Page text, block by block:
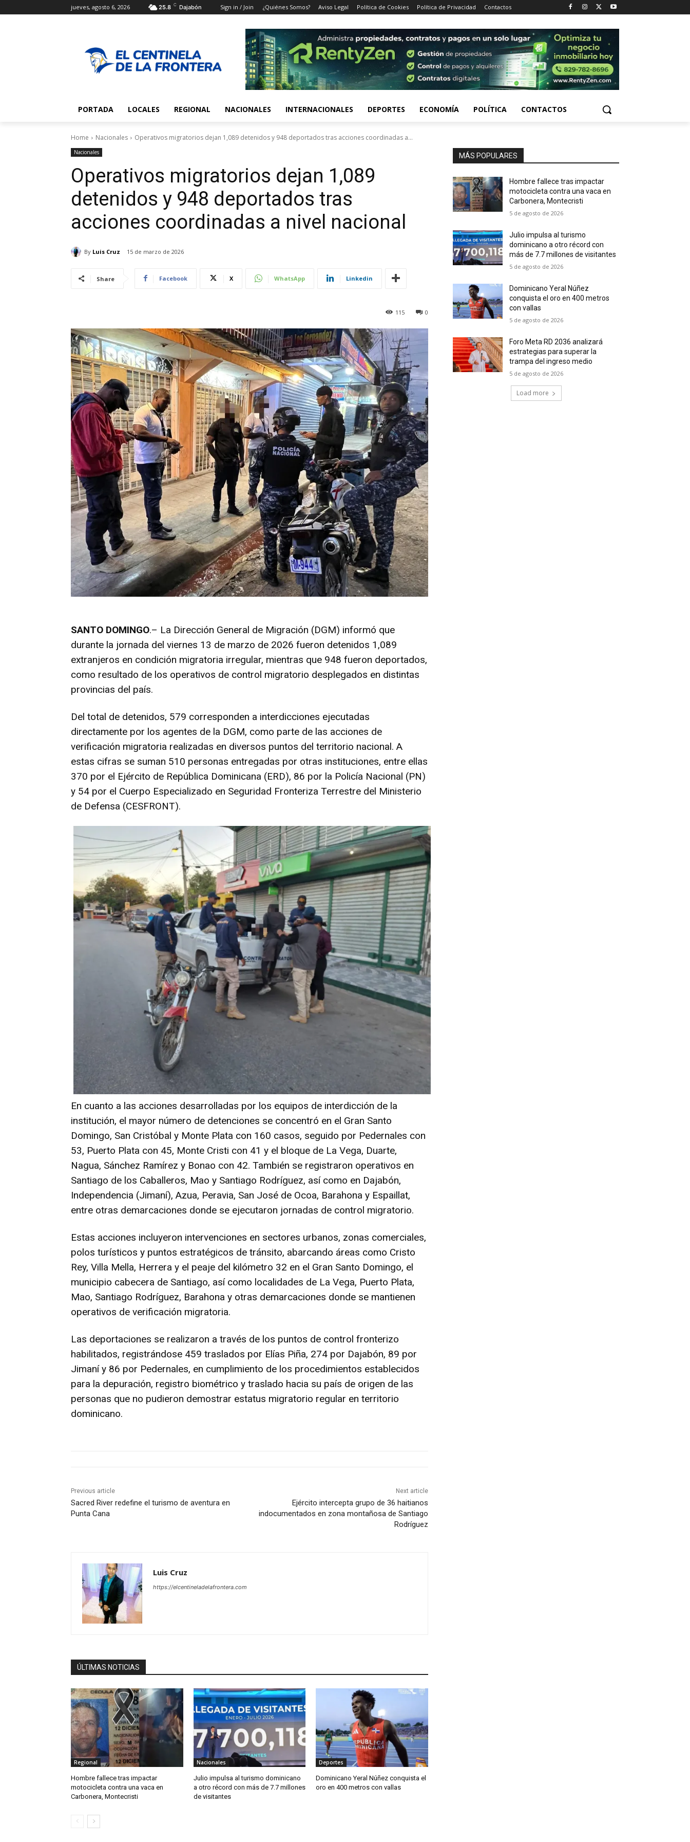
jueves, agosto 6, 2026 25.8 C Dajabón Sign in / Join ¿Quiénes Somos? Aviso Legal Política de Cookies Política de Privacidad Contactos
PORTADA LOCALES REGIONAL NACIONALES INTERNACIONALES DEPORTES ECONOMÍA POLÍTICA CONTACTOS
Home Nacionales Operativos migratorios dejan 1,089 detenidos y 948 deportados tras acciones coordinadas a...
Nacionales
Operativos migratorios dejan 1,089
detenidos y 948 deportados tras
acciones coordinadas a nivel nacional
By Luis Cruz 15 de marzo de 2026
Share Facebook X WhatsApp Linkedin
0
115
SANTO DOMINGO.– La Dirección General de Migración (DGM) informó que
durante la jornada del viernes 13 de marzo de 2026 fueron detenidos 1,089
extranjeros en condición migratoria irregular, mientras que 948 fueron deportados,
como resultado de los operativos de control migratorio desplegados en distintas
provincias del país.
Del total de detenidos, 579 corresponden a interdicciones ejecutadas
directamente por los agentes de la DGM, como parte de las acciones de
verificación migratoria realizadas en diversos puntos del territorio nacional. A
estas cifras se suman 510 personas entregadas por otras instituciones, entre ellas
370 por el Ejército de República Dominicana (ERD), 86 por la Policía Nacional (PN)
y 54 por el Cuerpo Especializado en Seguridad Fronteriza Terrestre del Ministerio
de Defensa (CESFRONT).
En cuanto a las acciones desarrolladas por los equipos de interdicción de la
institución, el mayor número de detenciones se concentró en el Gran Santo
Domingo, San Cristóbal y Monte Plata con 160 casos, seguido por Pedernales con
53, Puerto Plata con 45, Monte Cristi con 41 y el bloque de La Vega, Duarte,
Nagua, Sánchez Ramírez y Bonao con 42. También se registraron operativos en
Santiago de los Caballeros, Mao y Santiago Rodríguez, así como en Dajabón,
Independencia (Jimaní), Azua, Peravia, San José de Ocoa, Barahona y Espaillat,
entre otras demarcaciones donde se ejecutaron jornadas de control migratorio.
Estas acciones incluyeron intervenciones en sectores urbanos, zonas comerciales,
polos turísticos y puntos estratégicos de tránsito, abarcando áreas como Cristo
Rey, Villa Mella, Herrera y el peaje del kilómetro 32 en el Gran Santo Domingo, el
municipio cabecera de Santiago, así como localidades de La Vega, Puerto Plata,
Mao, Santiago Rodríguez, Barahona y otras demarcaciones donde se mantienen
operativos de verificación migratoria.
Las deportaciones se realizaron a través de los puntos de control fronterizo
habilitados, registrándose 459 traslados por Elías Piña, 274 por Dajabón, 89 por
Jimaní y 86 por Pedernales, en cumplimiento de los procedimientos establecidos
para la depuración, registro biométrico y traslado hacia su país de origen de las
personas que no pudieron demostrar estatus migratorio regular en territorio
dominicano.
Previous article
Sacred River redefine el turismo de aventura en
Punta Cana
Next article
Ejército intercepta grupo de 36 haitianos
indocumentados en zona montañosa de Santiago
Rodríguez
Luis Cruz
https://elcentineladelafrontera.com
ÚLTIMAS NOTICIAS
Regional
Hombre fallece tras impactar
motocicleta contra una vaca en
Carbonera, Montecristi
Nacionales
Julio impulsa al turismo dominicano
a otro récord con más de 7.7 millones
de visitantes
Deportes
Dominicano Yeral Núñez conquista el
oro en 400 metros con vallas
MÁS POPULARES
Hombre fallece tras impactar
motocicleta contra una vaca en
Carbonera, Montecristi
5 de agosto de 2026
Julio impulsa al turismo
dominicano a otro récord con
más de 7.7 millones de visitantes
5 de agosto de 2026
Dominicano Yeral Núñez
conquista el oro en 400 metros
con vallas
5 de agosto de 2026
Foro Meta RD 2036 analizará
estrategias para superar la
trampa del ingreso medio
5 de agosto de 2026
Load more